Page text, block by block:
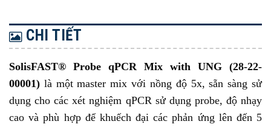
CHI TIẾT
SolisFAST® Probe qPCR Mix with UNG (28-22-
00001) là một master mix với nồng độ 5x, sẵn sàng sử
dụng cho các xét nghiệm qPCR sử dụng probe, độ nhạy
cao và phù hợp để khuếch đại các phản ứng lên đến 5